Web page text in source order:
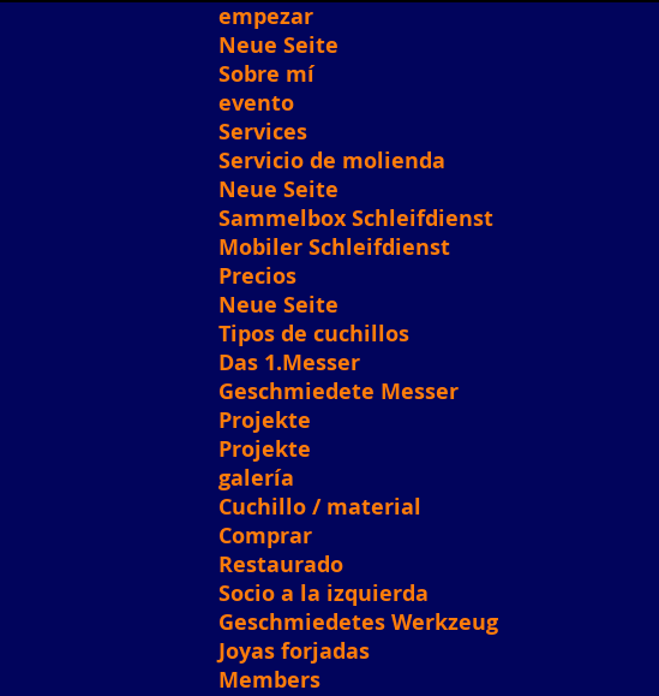
empezar
Neue Seite
Sobre mí
evento
Services
Servicio de molienda
Neue Seite
Sammelbox Schleifdienst
Mobiler Schleifdienst
Precios
Neue Seite
Tipos de cuchillos
Das 1.Messer
Geschmiedete Messer
Projekte
Projekte
galería
Cuchillo / material
Comprar
Restaurado
Socio a la izquierda
Geschmiedetes Werkzeug
Joyas forjadas
Members